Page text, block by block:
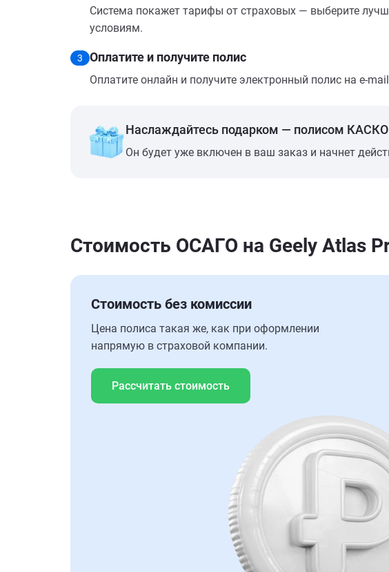
Система покажет тарифы от страховых — выберите
условиям.
3 Оплатите и получите полис
Оплатите онлайн и получите электронный полис на e-
Наслаждайтесь подарком — полисом
Он будет уже включен в ваш заказ и начнет
Стоимость ОСАГО на Geely Atlas
Стоимость без комиссии
Цена полиса такая же, как при оформлении
напрямую в страховой компании.
Рассчитать стоимость